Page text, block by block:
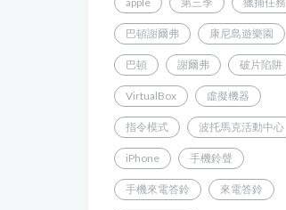
巴頓謝爾弗 康尼島遊樂園
巴頓 謝爾弗 破片陷阱
VirtualBox 虛擬機器
指令模式 波托馬克活動中心
iPhone 手機鈴聲
手機來電答鈴 來電答鈴